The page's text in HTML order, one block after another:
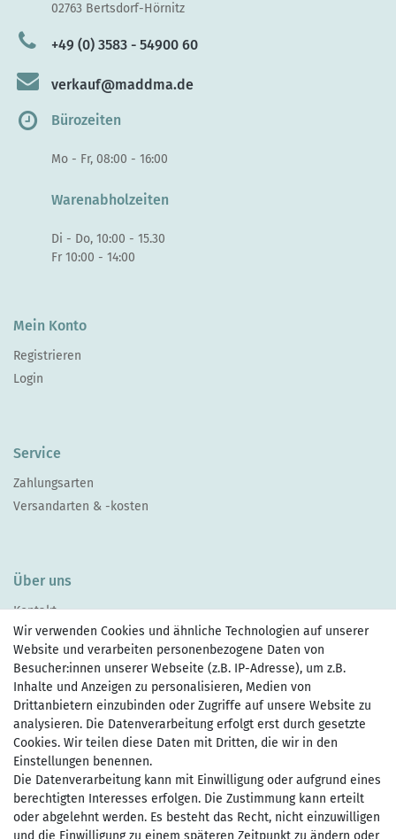
02763 Bertsdorf-Hörnitz
+49 (0) 3583 - 54900 60
verkauf@maddma.de
Bürozeiten
Mo - Fr, 08:00 - 16:00
Warenabholzeiten
Di - Do, 10:00 - 15.30
Fr 10:00 - 14:00
Mein Konto
Registrieren
Login
Service
Zahlungsarten
Versandarten & -kosten
Über uns
Kontakt
Zahlen Sie bequem per
Wir versenden mit
Wir verwenden Cookies und ähnliche Technologien auf unserer
Website und verarbeiten personenbezogene Daten von
Besucher:innen unserer Webseite (z.B. IP-Adresse), um z.B.
Inhalte und Anzeigen zu personalisieren, Medien von
Drittanbietern einzubinden oder Zugriffe auf unsere Website zu
analysieren. Die Datenverarbeitung erfolgt erst durch gesetzte
Cookies. Wir teilen diese Daten mit Dritten, die wir in den
Einstellungen benennen.
Die Datenverarbeitung kann mit Einwilligung oder aufgrund eines
berechtigten Interesses erfolgen. Die Zustimmung kann erteilt
oder abgelehnt werden. Es besteht das Recht, nicht einzuwilligen
und die Einwilligung zu einem späteren Zeitpunkt zu ändern oder